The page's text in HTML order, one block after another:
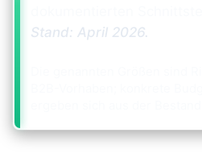
Stand: April 2026.